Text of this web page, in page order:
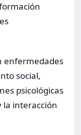
enfermedades
social,
psicológicas
la interacción